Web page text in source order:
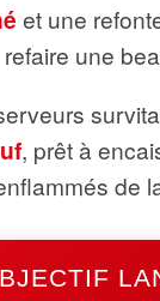
et une
refaire une
, prêt à
de